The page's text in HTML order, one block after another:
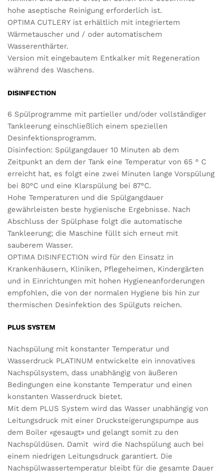
hohe aseptische Reinigung erforderlich ist.
OPTIMA CUTLERY ist erhältlich mit integriertem
Wärmetauscher und / oder automatischem
Wasserenthärter.
Version mit eingebautem Entkalker mit Regeneration
während des Waschens.
DISINFECTION
6 Spülprogramme mit partieller und/oder vollständiger
Tankleerung einschließlich einem speziellen
Desinfektionsprogramm.
Disinfection: Spülgangdauer 10 Minuten ab dem
Zeitpunkt an dem der Tank eine Temperatur von 65 ° C
erreicht hat, es folgt eine zwei Minuten lange Vorspülung
bei 80°C und eine Klarspülung bei 87°C.
Hohe Temperaturen und die Spülgangdauer
gewährleisten beste hygienische Ergebnisse. Nach
Abschluss der Spülphase folgt die automatische
Tankleerung; die Maschine füllt sich erneut mit
sauberem Wasser.
OPTIMA DISINFECTION wird für den Einsatz in
Krankenhäusern, Kliniken, Pflegeheimen, Kindergärten
und in Einrichtungen mit hohen Hygieneanforderungen
empfohlen, die von der normalen Hygiene bis hin zur
thermischen Desinfektion des Spülguts reichen.
PLUS SYSTEM
Nachspülung mit konstanter Temperatur und
Wasserdruck PLATINUM entwickelte ein innovatives
Nachspülsystem, dass unabhängig von äußeren
Bedingungen eine konstante Temperatur und einen
konstanten Wasserdruck bietet.
Mit dem PLUS System wird das Wasser unabhängig von
Leitungsdruck mit einer Drucksteigerungspumpe aus
dem Boiler «gesaugt» und gelangt somit zu den
Nachspüldüsen. Damit wird die Nachspülung auch bei
einem niedrigen Leitungsdruck garantiert. Die
Nachspülwassertemperatur bleibt für die gesamte Dauer